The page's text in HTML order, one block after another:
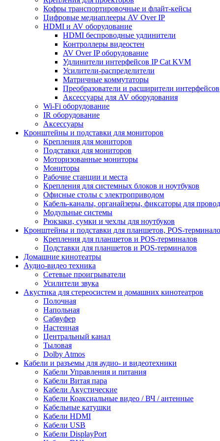
Кофры транспортировочные и флайт-кейсы
Цифровые медиаплееры AV Over IP
HDMI и AV оборудование
HDMI беспроводные удлинители
Контроллеры видеостен
AV Over IP оборудование
Удлинители интерфейсов IP Cat KVM
Усилители-распределители
Матричные коммутаторы
Преобразователи и расширители интерфейсов
Аксессуары для AV оборудования
Wi-Fi оборудование
IR оборудование
Аксессуары
Кронштейны и подставки для мониторов
Крепления для мониторов
Подставки для мониторов
Моторизованные мониторы
Мониторы
Рабочие станции и места
Крепления для системных блоков и ноутбуков
Офисные столы с электроприводом
Кабель-каналы, органайзеры, фиксаторы для
Модульные системы
Рюкзаки, сумки и чехлы для ноутбуков
Кронштейны и подставки для планшетов, POS-
Крепления для планшетов и POS-терминалов
Подставки для планшетов и POS-терминалов
Домашние кинотеатры
Аудио-видео техника
Сетевые проигрыватели
Усилители звука
Акустика для стереосистем и домашних кинотеатров
Полочная
Напольная
Сабвуфер
Настенная
Центральный канал
Тыловая
Dolby Atmos
Кабели и разъемы для аудио- и видеотехники
Кабели Управления и питания
Кабели Витая пара
Кабели Акустические
Кабели Коаксиальные видео / ВЧ / антенные
Кабельные катушки
Кабели HDMI
Кабели USB
Кабели DisplayPort